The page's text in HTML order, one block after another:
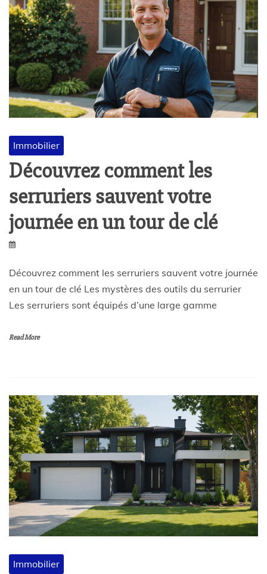
Immobilier
Découvrez comment les
serruriers sauvent votre
journée en un tour de clé
Découvrez comment les serruriers sauvent votre journée
en un tour de clé Les mystères des outils du serrurier
Les serruriers sont équipés d’une large gamme
Read More
Immobilier